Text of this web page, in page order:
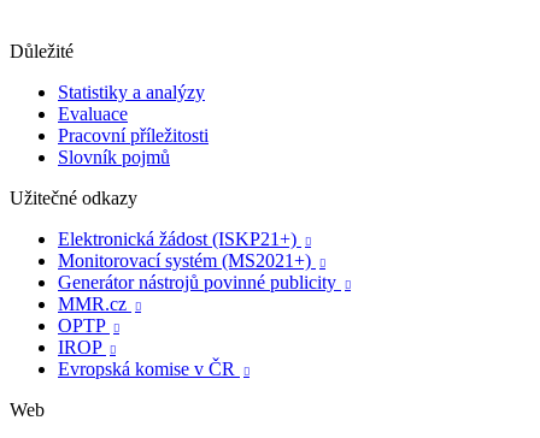
Důležité
Statistiky a analýzy
Evaluace
Pracovní příležitosti
Slovník pojmů
Užitečné odkazy
Elektronická žádost (ISKP21+)

Monitorovací systém (MS2021+) 
Generátor nástrojů povinné publicity 
MMR.cz 
OPTP 
IROP 
Evropská komise v ČR 
Web